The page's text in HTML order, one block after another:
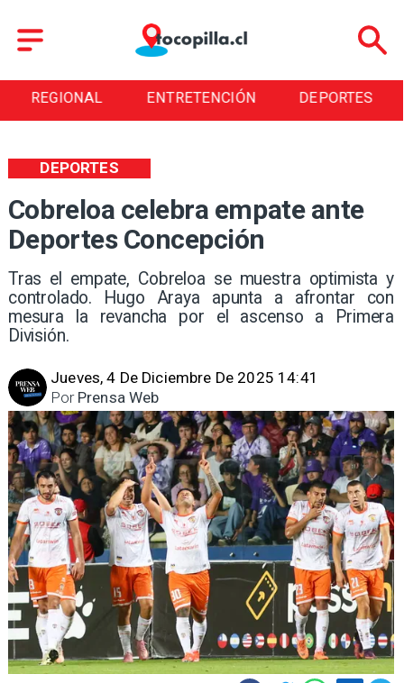
REGIONAL ENTRETENCIÓN DEPORTES
Cobreloa celebra empate ante
Deportes Concepción
Tras el empate, Cobreloa se muestra optimista y
controlado. Hugo Araya apunta a afrontar con
mesura la revancha por el ascenso a Primera
División.
DEPORTES
Jueves, 4 De Diciembre De 2025 14:41
Prensa Web
Por